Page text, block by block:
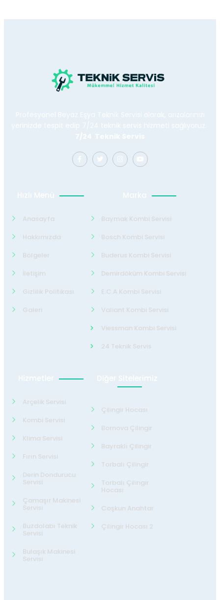
Profesyonel Beyaz Eşya Teknik Servisi olarak, arızalarınızı
yerinizde tespit edip 7/24 teknik servis hizmeti sağlıyoruz.
7/24 Teknik Servis
Hızlı Menü
Anasayfa
Hakkımızda
Bölgeler
İletişim
Gizlilik Politikası
Galeri
Marka
Baymak Kombi Servisi
Bosch Kombi Servisi
Buderus Kombi Servisi
Demirdöküm Kombi Servisi
E.C.A Kombi Servisi
Valiant Kombi Servisi
Viessman Kombi Servisi
24 Teknik Servis
Hizmetler
Arçelik Servisi
Kombi Servisi
Klima Servisi
Fırın Servisi
Derin Dondurucu
Servisi
Çamaşır Makinesi
Servisi
Buzdolabı Teknik
Servisi
Bulaşık Makinesi
Servisi
Diğer Sitelerimiz
Çilingir Hocası
Bornova Çilingir
Bayraklı Çilingir
Torbalı Çilingir
Torbalı Çilingir
Hocası
Coşkun Anahtar
Çilingir Hocası 2